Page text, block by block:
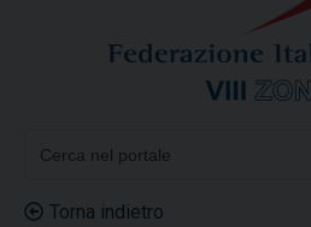
Torna indietro